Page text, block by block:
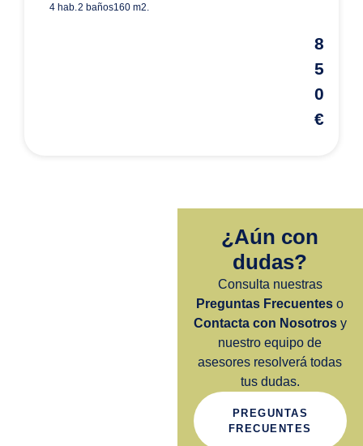
4 hab.2 baños160 m2.
8
5
0
€
¿Aún con
dudas?
Consulta nuestras
Preguntas Frecuentes o
Contacta con Nosotros y
nuestro equipo de
asesores resolverá todas
tus dudas.
PREGUNTAS
FRECUENTES